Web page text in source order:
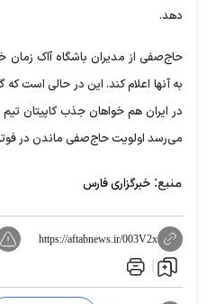
دهد.
حاج‌صفی از مدیران باشگاه آاک زمان
به آنها اعلام کند. این در حالی است
در ایران هم خواهان جذب کاپیتان
می‌رسد اولویت حاج‌صفی ماندن در
منبع: خبرگزاری فارس
https://aftabnews.ir/003V2x